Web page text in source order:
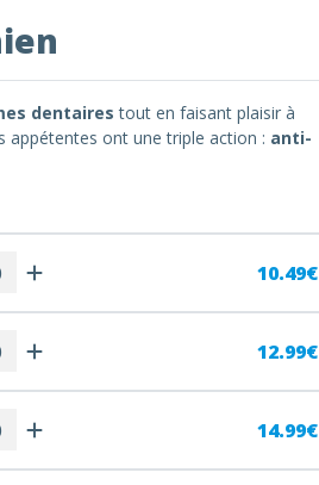
dentaires tout en faisant plaisir à
appétentes ont une triple action : anti-
10.49€
12.99€
14.99€